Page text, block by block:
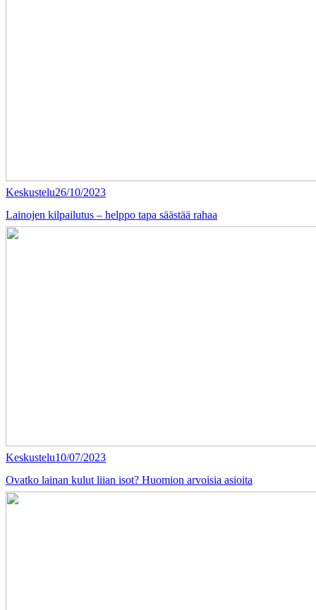
Keskustelu26/10/2023
Lainojen kilpailutus – helppo tapa säästää rahaa
Keskustelu10/07/2023
Ovatko lainan kulut liian isot? Huomion arvoisia asioita